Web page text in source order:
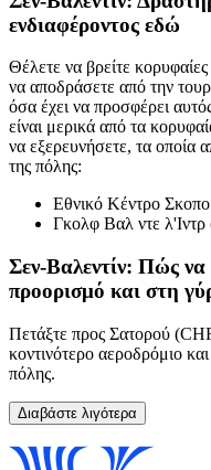
ενδιαφέροντος εδώ
Θέλετε να βρείτε
να αποδράσετε από την
όσα έχει να προσφέρει
είναι μερικά από τα
να εξερευνήσετε, τα οποία
της πόλης:
Εθνικό Κέντρο
Γκολφ Βαλ ντε
Σεν-Βαλεντίν: Πώς να
προορισμό και στη
Πετάξτε προς Σατορού
κοντινότερο αεροδρόμιο
πόλης.
Διαβάστε λιγότερα